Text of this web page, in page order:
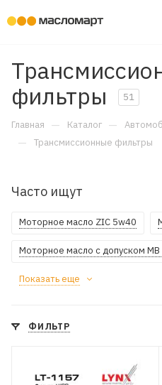
фильтры
51
Главная — Каталог —
— Трансмиссионные фильтры
Часто ищут
Моторное масло ZIC 5w40
Моторное масло с допуском
Показать еще
ФИЛЬТР